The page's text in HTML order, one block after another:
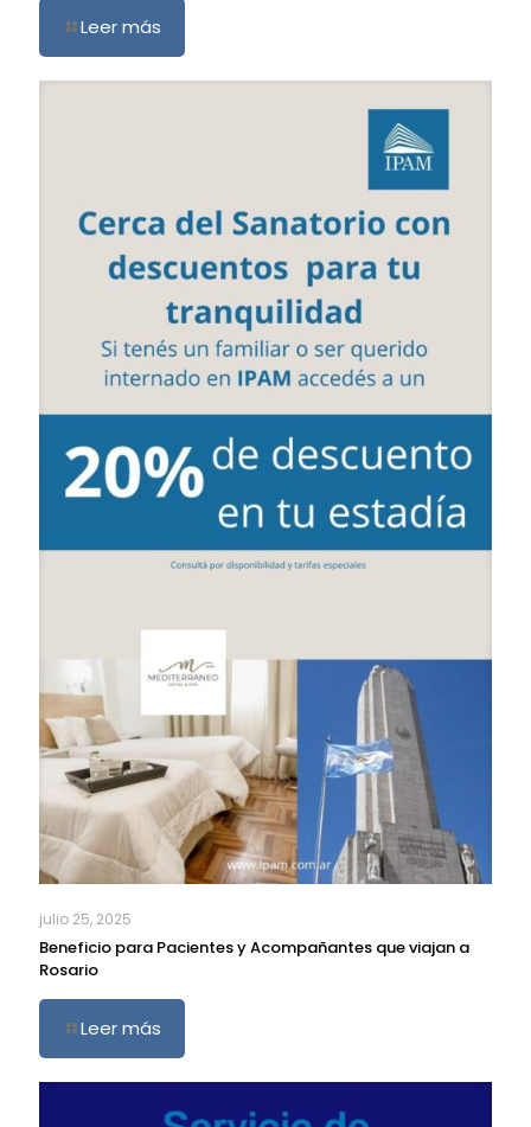
Leer más
julio 25, 2025
Beneficio para Pacientes y Acompañantes que viajan a
Rosario
Leer más